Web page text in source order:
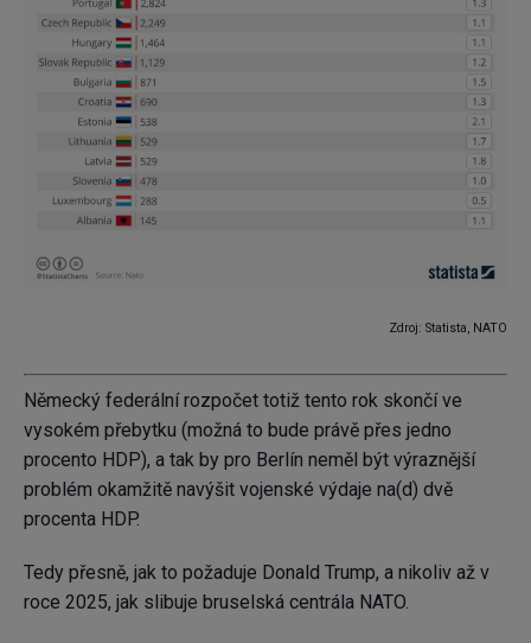
Zdroj: Statista, NATO
Německý federální rozpočet totiž tento rok skončí ve
vysokém přebytku (možná to bude právě přes jedno
procento HDP), a tak by pro Berlín neměl být výraznější
problém okamžitě navýšit vojenské výdaje na(d) dvě
procenta HDP.
Tedy přesně, jak to požaduje Donald Trump, a nikoliv až v
roce 2025, jak slibuje bruselská centrála NATO.